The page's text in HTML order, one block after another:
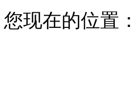
您现在的位置：